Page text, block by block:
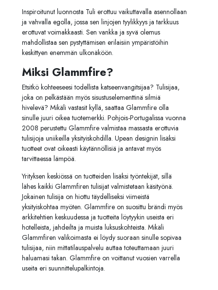
Inspiroitunut luonnosta Tuli erottuu vaikuttavalla asennollaan
ja vahvalla egolla, jossa sen linjojen tyylikkyys ja tarkkuus
erottuvat voimakkaasti. Sen vankka ja syvä olemus
mahdollistaa sen pystyttämisen erilaisiin ympäristöihin
keskittyen enemmän ulkonäköön.
Miksi Glammfire?
Etsitkö kohteeseesi todellista katseenvangitsijaa? Tulisijaa,
joka on pelkästään myös sisustuselementtinä silmiä
hivelevä? Mikäli vastasit kyllä, saattaa Glammfire olla
sinulle juuri oikea tuotemerkki. Pohjois-Portugalissa vuonna
2008 perustettu Glammfire valmistaa massasta erottuvia
tulisijoja uniikeilla yksityiskohdilla. Upean designin lisäksi
tuotteet ovat oikeasti käytännöllisiä ja antavat myös
tarvittaessa lämpöä.
Yrityksen keskiössä on tuotteiden lisäksi työntekijät, sillä
lähes kaikki Glammfiren tulisijat valmistetaan käsityönä.
Jokainen tulisija on hiottu täydelliseksi viimeistä
yksityiskohtaa myöten. Glammfire on suosittu brändi myös
arkkitehtien keskuudessa ja tuotteita löytyykin useista eri
hotelleista, jahdeilta ja muista luksuskohteista. Mikäli
Glammfiren valikoimasta ei löydy suoraan sinulle sopivaa
tulisijaa, niin mittatilauspalvelu auttaa toteuttamaan juuri
haluamasi takan. Glammfire on voittanut vuosien varrella
useita eri suunnittelupalkintoja.